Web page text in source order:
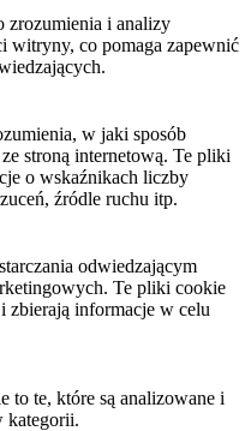
zrozumienia i analizy
co pomaga zapewnić
w jaki sposób
stroną internetową. Te pliki
o wskaźnikach liczby
źródle ruchu itp.
odwiedzającym
Te pliki cookie
zbierają informacje w celu
to te, które są analizowane i
kategorii.